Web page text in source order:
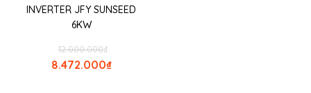
INVERTER JFY SUNSEED
6KW
₫
12.000.000
₫
8.472.000